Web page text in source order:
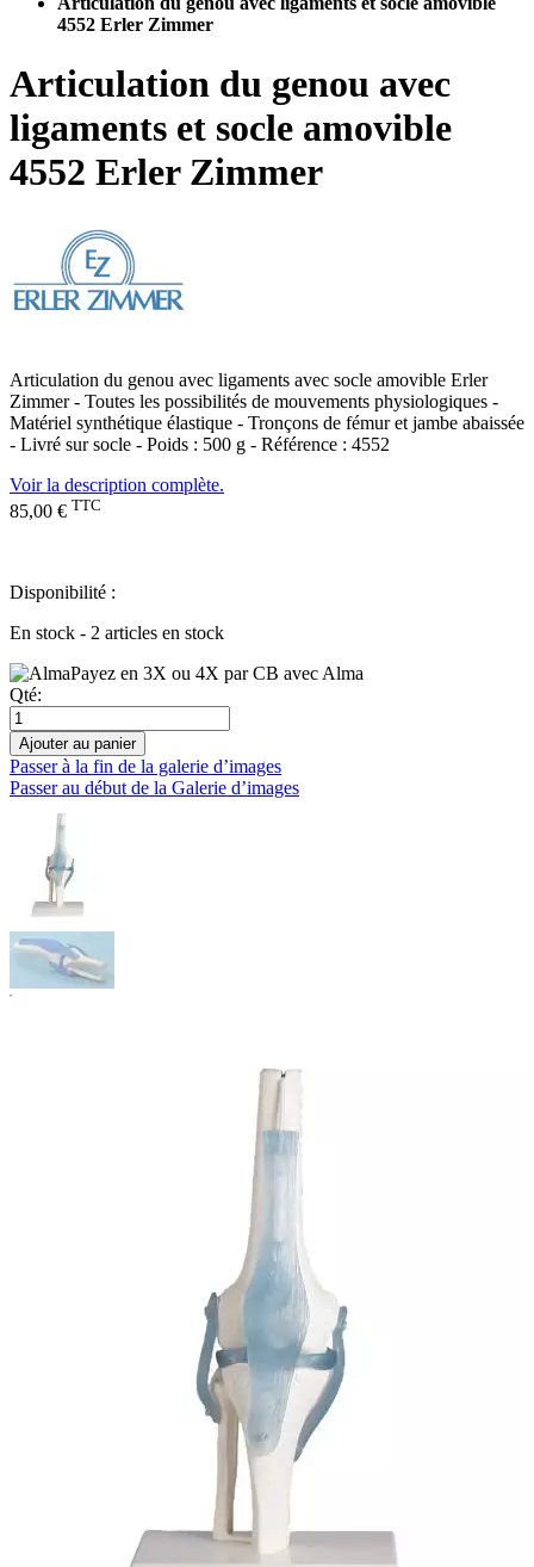
4552 Erler Zimmer
Articulation du genou avec
ligaments et socle amovible
4552 Erler Zimmer
Articulation du genou avec ligaments avec socle amovible Erler
Zimmer - Toutes les possibilités de mouvements physiologiques -
Matériel synthétique élastique - Tronçons de fémur et jambe abaissée
- Livré sur socle - Poids : 500 g - Référence : 4552
Voir la description complète.
85,00 € TTC
Disponibilité :
En stock - 2 articles en stock
Payez en 3X ou 4X par CB avec Alma
Qté:
Ajouter au panier
Passer à la fin de la galerie d’images
Passer au début de la Galerie d’images